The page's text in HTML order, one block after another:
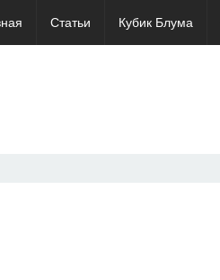
Статьи Кубик Блума